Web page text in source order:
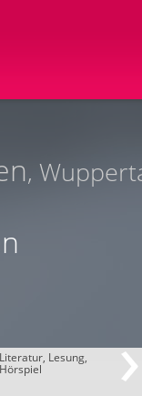
,
Literatur, Lesung,
Hörspiel